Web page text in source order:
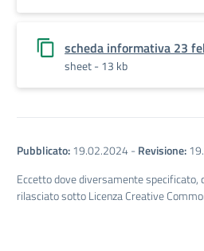
scheda informativa 23
sheet - 13 kb
Pubblicato:19.02.2024-Revisione:
Eccetto dove diversamente
rilasciato sotto Licenza Creative